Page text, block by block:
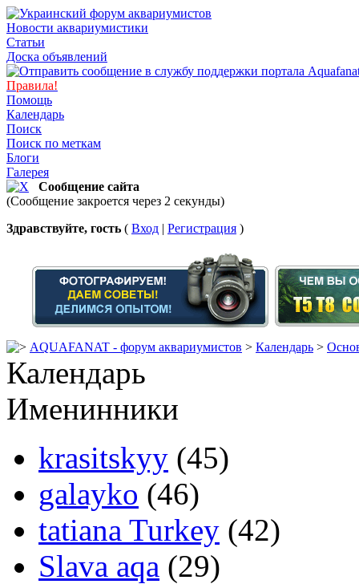
Новости аквариумистики
Статьи
Доска объявлений
Правила!
Помощь
Календарь
Поиск
Поиск по меткам
Блоги
Галерея
Сообщение сайта
(Сообщение закроется через 2 секунды)
Здравствуйте, гость ( Вход | Регистрация )
AQUAFANAT - форум аквариумистов > Календарь >
Календарь
Именинники
krasitskyy (45)
galayko (46)
tatiana Turkey (42)
Slava aqa (29)